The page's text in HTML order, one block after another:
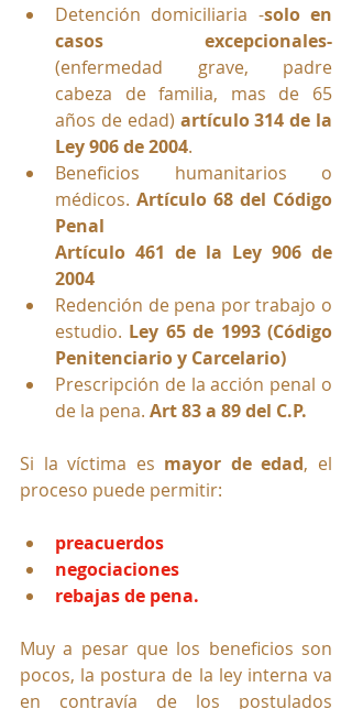
Detención domiciliaria -solo en
casos excepcionales-
(enfermedad grave, padre
cabeza de familia, mas de 65
años de edad) artículo 314 de la
Ley 906 de 2004.
Beneficios humanitarios o
médicos. Artículo 68 del Código
Penal
Artículo 461 de la Ley 906 de
2004
Redención de pena por trabajo o
estudio. Ley 65 de 1993 (Código
Penitenciario y Carcelario)
Prescripción de la acción penal o
de la pena. Art 83 a 89 del C.P.
Si la víctima es mayor de edad, el
proceso puede permitir:
preacuerdos
negociaciones
rebajas de pena.
Muy a pesar que los beneficios son
pocos, la postura de la ley interna va
en contravía de los postulados